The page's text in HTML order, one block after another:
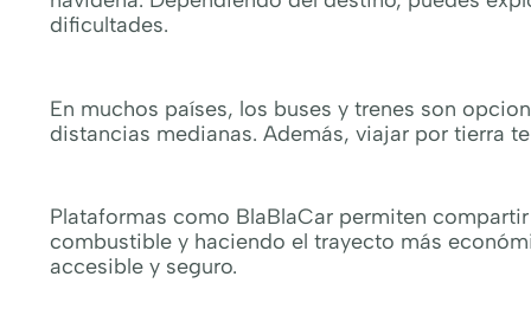
dificultades.
En muchos países, los buses y trenes son
distancias medianas. Además, viajar por tierra
Plataformas como BlaBlaCar permiten
combustible y haciendo el trayecto más
accesible y seguro.